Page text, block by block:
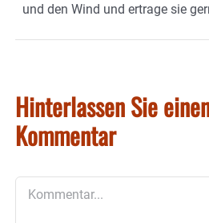
und den Wind und ertrage sie
Hinterlassen Sie
Kommentar